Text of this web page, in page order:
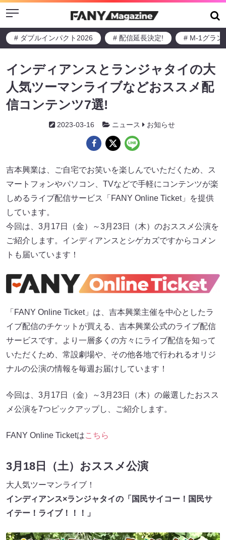
Menu
# ダブルインパクト2026 # 配信延長決定! # M-1グラン
インディアンスとランジャタイの⼤
⼈気ツーマンライブなどおススメ配
信コンテンツ7選!
2023-03-16 ニュース お知らせ
吉本興業は、ご自宅でお笑いを楽しんでいただくため、ス
マートフォンやパソコン、TVなどで手軽にコンテンツが楽
しめるライブ配信サービス「FANY Online Ticket」を提供
しています。
今回は、3月17日（金）～3月23日（木）のおススメ公演を
ご紹介します。インディアンスとシゲカズですからコメン
トも届いています！
「FANY Online Ticket」は、吉本興業主催を中心としたラ
イブ配信のチケットが買える、吉本興業公式のライブ配信
サービスです。より一層多くの方々にライブ配信を知って
いただくため、常設劇場や、その他各地で行われるオリジ
ナルの公演の情報を毎週お届けしています！
今回は、3月17日（金）～3月23日（木）の厳選したおスス
メ公演を7つピックアップし、ご紹介します。
FANY Online Ticketはこちら
3月18日（土）おススメ公演
⼤⼈気ツーマンライブ！
インディアンス×ランジャタイの「国⺠サイコー！国⺠サ
イテー！ライブ！！！」